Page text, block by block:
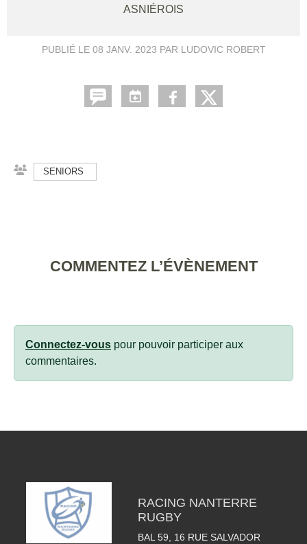
ASNIÉROIS
PUBLIÉ LE 08 JANV. 2023 PAR LUDOVIC ROBERT
SENIORS
COMMENTEZ L’ÉVÈNEMENT
Connectez-vous pour pouvoir participer aux
commentaires.
RACING NANTERRE
RUGBY
BAL 59, 16 RUE SALVADOR